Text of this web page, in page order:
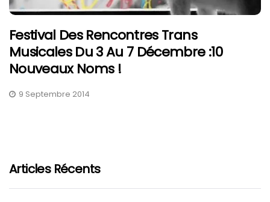
Festival Des Rencontres Trans
Musicales Du 3 Au 7 Décembre :10
Nouveaux Noms !
9 Septembre 2014
Articles Récents